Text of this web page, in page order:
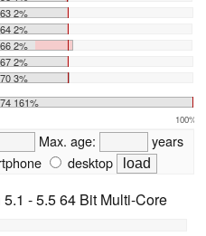
2%
2%
2%
2%
3%
161%
100%
Max. age:
years
desktop
- 5.5 64 Bit Multi-Core